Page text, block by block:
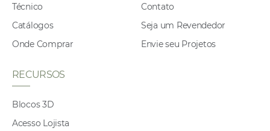
Técnico
Catálogos
Onde Comprar
Contato
Seja um Revendedor
Envie seu Projetos
RECURSOS
Blocos 3D
Acesso Lojista